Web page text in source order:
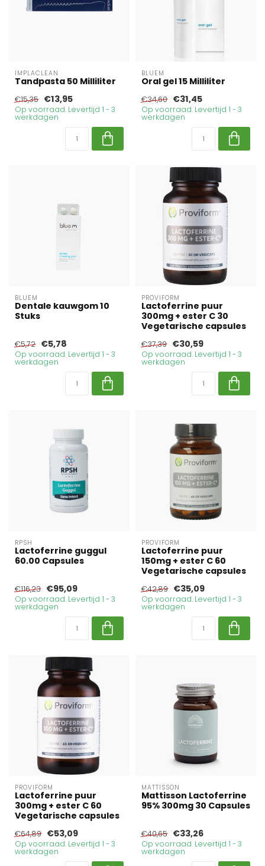
IMPLACLEAN
Tandpasta 50 Milliliter
€15,35 €13,95
Op voorraad. Levertijd 1 - 3
werkdagen
BLUEM
Oral gel 15 Milliliter
€34,60 €31,45
Op voorraad. Levertijd 1 - 3
werkdagen
BLUEM
Dentale kauwgom 10
Stuks
€5,72 €5,78
Op voorraad. Levertijd 1 - 3
werkdagen
PROVIFORM
Lactoferrine puur
300mg + ester C 30
Vegetarische capsules
€37,39 €30,59
Op voorraad. Levertijd 1 - 3
werkdagen
RPSH
Lactoferrine guggul
60.00 Capsules
€116,23 €95,09
Op voorraad. Levertijd 1 - 3
werkdagen
PROVIFORM
Lactoferrine puur
150mg + ester C 60
Vegetarische capsules
€42,89 €35,09
Op voorraad. Levertijd 1 - 3
werkdagen
PROVIFORM
Lactoferrine puur
300mg + ester C 60
Vegetarische capsules
€64,89 €53,09
Op voorraad. Levertijd 1 - 3
werkdagen
MATTISSON
Mattisson Lactoferrine
95% 300mg 30 Capsules
€40,65 €33,26
Op voorraad. Levertijd 1 - 3
werkdagen